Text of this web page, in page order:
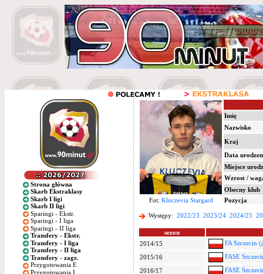
Strona główna
Skarb Ekstraklasy
Skarb I ligi
Skarb II ligi
Sparingi - Ekstr.
Sparingi - I liga
Sparingi - II liga
Transfery - Ekstr.
Transfery - I liga
Transfery - II liga
Transfery - zagr.
Przygotowania E
Przygotowania I
Imię
Nazwisko
Kraj
Data
Miejsce
Wzrost /
Obecny klub
Fot: Kluczevia Stargard Pozycja
Występy: 2022/23 2023/24 2024/25
sezon
2014/15
FA Szczecin (
2015/16
FASE
2016/17
FASE